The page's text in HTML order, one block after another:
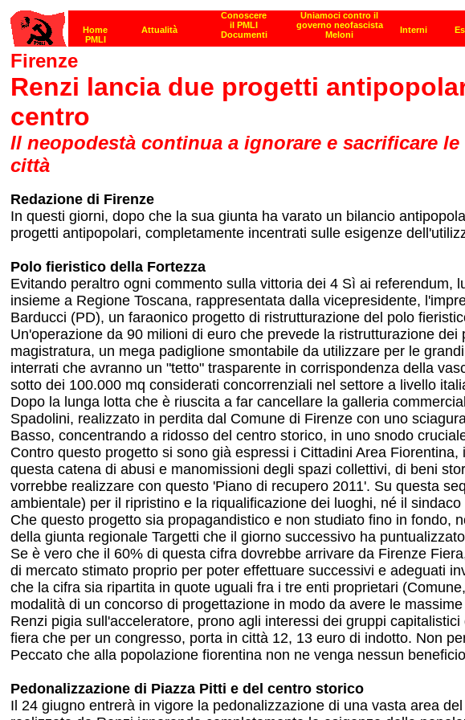
Firenze
Renzi lancia due progetti
centro
Il neopodestà continua a ignorare e sacrificare
città
Redazione di Firenze
In questi giorni, dopo che la sua giunta ha varato un bilancio
progetti antipopolari, completamente incentrati sulle esigenze
Polo fieristico della Fortezza
Evitando peraltro ogni commento sulla vittoria dei 4 Sì ai
insieme a Regione Toscana, rappresentata dalla vicepresidente,
Barducci (PD), un faraonico progetto di ristrutturazione del polo
Un'operazione da 90 milioni di euro che prevede la ristrutturazione
magistratura, un mega padiglione smontabile da utilizzare per le
interrati che avranno un "tetto" trasparente in corrispondenza della
sotto dei 100.000 mq considerati concorrenziali nel settore a livello
Dopo la lunga lotta che è riuscita a far cancellare la galleria
Spadolini, realizzato in perdita dal Comune di Firenze con uno
Basso, concentrando a ridosso del centro storico, in uno snodo
Contro questo progetto si sono già espressi i Cittadini Area
questa catena di abusi e manomissioni degli spazi collettivi, di beni
vorrebbe realizzare con questo 'Piano di recupero 2011'. Su questa
ambientale) per il ripristino e la riqualificazione dei luoghi, né il
Che questo progetto sia propagandistico e non studiato fino in
della giunta regionale Targetti che il giorno successivo ha
Se è vero che il 60% di questa cifra dovrebbe arrivare da Firenze
di mercato stimato proprio per poter effettuare successivi e adeguati
che la cifra sia ripartita in quote uguali fra i tre enti proprietari
modalità di un concorso di progettazione in modo da avere le
Renzi pigia sull'acceleratore, prono agli interessi dei gruppi
fiera che per un congresso, porta in città 12, 13 euro di indotto. Non
Peccato che alla popolazione fiorentina non ne venga nessun
Pedonalizzazione di Piazza Pitti e del centro storico
Il 24 giugno entrerà in vigore la pedonalizzazione di una vasta area